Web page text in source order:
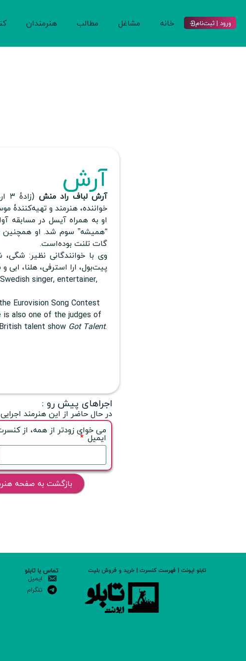
ورود | ثبت‌نام خانه مشاغل مطالب هنرمندان
آرش
آرش لباف راد منش
خواننده، هنرمند و تهیه‌کنندۀ
“همیشه” سوم شد. او همچنین
گات تلنت بوده‌است.
وی با خوانندگانی نظیر:
پیت‌بول، ارا استرفی، هلنا،
singer, entertainer,
Eurovision Song Contest
is also one of the judges of
talent show Got Talent.
اجراهای پیش رو :
در حال حاضر از این هنرمند
می خوای زودتر از همه، از
ایمیل
بازگشت به صفحه
تماس با تابلو
ایمیل
تلگرام
تابلو ایونت | فهرست کنسرت | خرید و فروش بلیت